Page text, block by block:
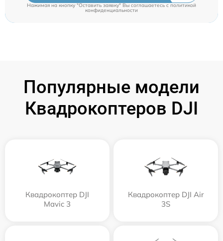
Нажимая на кнопку "Оставить заявку" Вы соглашаетесь cполитикой
конфиденциальности
Популярные модели
Квадрокоптеров DJI
Квадрокоптер DJI
Mavic 3
Квадрокоптер DJI Air
3S